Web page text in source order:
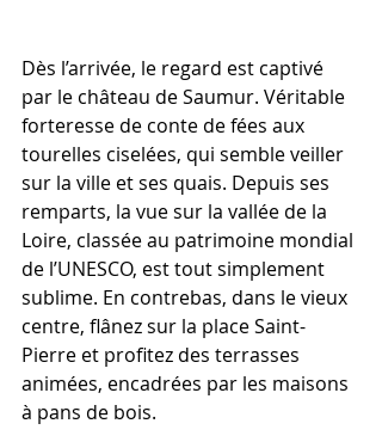
Dès l’arrivée, le regard est captivé
par le château de Saumur. Véritable
forteresse de conte de fées aux
tourelles ciselées, qui semble veiller
sur la ville et ses quais. Depuis ses
remparts, la vue sur la vallée de la
Loire, classée au patrimoine mondial
de l’UNESCO, est tout simplement
sublime. En contrebas, dans le vieux
centre, flânez sur la place Saint-
Pierre et profitez des terrasses
animées, encadrées par les maisons
à pans de bois.